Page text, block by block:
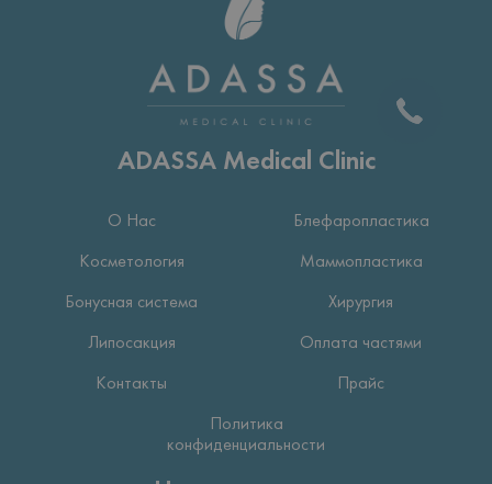
ADASSA Medical Clinic
О Нас Блефаропластика
Косметология Маммопластика
Бонусная система Хирургия
Липосакция Оплата частями
Контакты Прайс
Политика
конфиденциальности